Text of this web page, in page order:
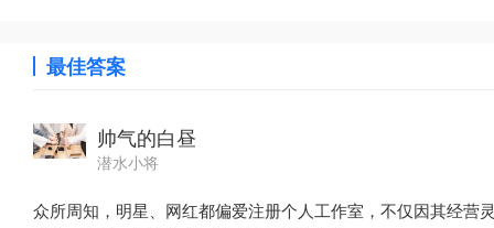
最佳答案
帅气的白昼
潜水小将
众所周知，明星、网红都偏爱注册个人工作室，不仅因其经